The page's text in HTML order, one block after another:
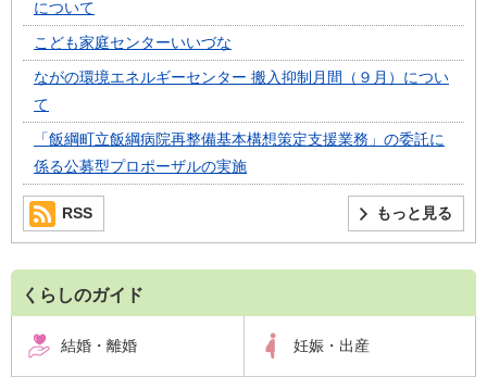
について
こども家庭センターいいづな
ながの環境エネルギーセンター 搬入抑制月間（９月）につい
て
「飯綱町立飯綱病院再整備基本構想策定支援業務」の委託に
係る公募型プロポーザルの実施
もっと見る
RSS
くらしのガイド
結婚・離婚 妊娠・出産